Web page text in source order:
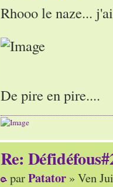
Rhooo le naze...
De pire en pire....
Re:
parPatator » Ven